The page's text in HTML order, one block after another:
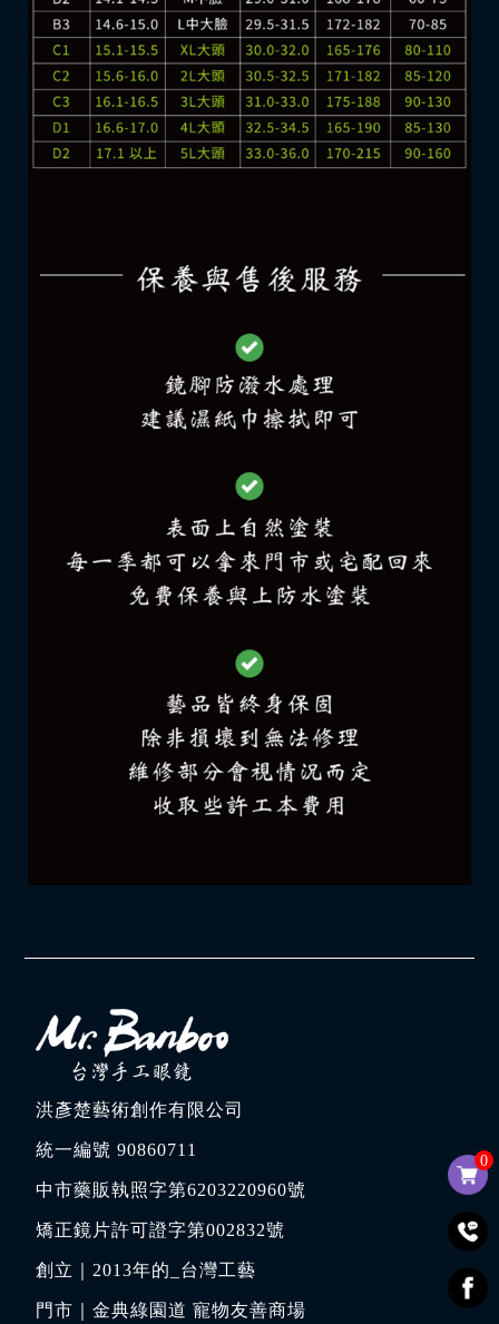
0
洪彥楚藝術創作有限公司
統一編號 90860711
中市藥販執照字第6203220960號
矯正鏡片許可證字第002832號
創立｜2013年的_台灣工藝
門市｜金典綠園道 寵物友善商場